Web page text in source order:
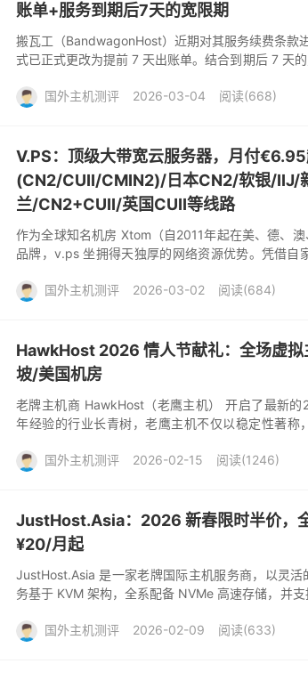
账单+服务到期后7天的宽限期
搬瓦工（BandwagonHost）近期对其服务续费条款
式已正式更改为提前 7 天出账单。结合到期后 7 天
国外主机测评
2026-03-04 阅读(668)
V.PS：顶级大带宽云服务器，月付
(CN2/CUII/CMIN2)/日本CN2/软银/IIJ/
兰/CN2+CUII/英国CUII等线路
作为全球知名机房 Xtom（自2011年起在美、德、
品牌，v.ps 坐拥得天独厚的网络资源优势。凭借自
国外主机测评
2026-03-02 阅读(684)
HawkHost 2026 情人节献礼：全场虚拟
坡/美国机房
老牌主机商 HawkHost（老鹰主机） 开启了最新
年经验的行业长青树，老鹰主机不仅以稳定性著称
国外主机测评
2026-02-15 阅读(1246)
JustHost.Asia：2026 新春限时半价，
¥20/月起
JustHost.Asia 是一家老牌国际主机服务商，以灵
务基于 KVM 架构，全系配备 NVMe 高速存储，并
国外主机测评
2026-02-09 阅读(633)